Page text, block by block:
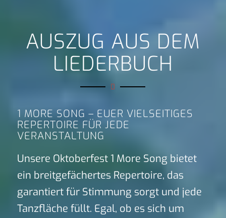
AUSZUG AUS DEM
LIEDERBUCH
1 MORE SONG – EUER VIELSEITIGES
REPERTOIRE FÜR JEDE
VERANSTALTUNG
Unsere Oktoberfest 1 More Song bietet
ein breitgefächertes Repertoire, das
garantiert für Stimmung sorgt und jede
Tanzfläche füllt. Egal, ob es sich um